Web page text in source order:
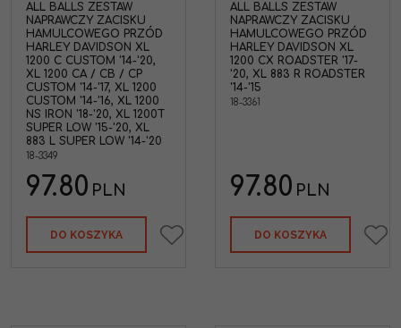
ALL BALLS ZESTAW
NAPRAWCZY ZACISKU
HAMULCOWEGO PRZÓD
HARLEY DAVIDSON XL
1200 C CUSTOM '14-'20,
XL 1200 CA / CB / CP
CUSTOM '14-'17, XL 1200
CUSTOM '14-'16, XL 1200
NS IRON '18-'20, XL 1200T
SUPER LOW '15-'20, XL
883 L SUPER LOW '14-'20
18-3349
97.80 PLN
DO KOSZYKA
ALL BALLS ZESTAW
NAPRAWCZY ZACISKU
HAMULCOWEGO PRZÓD
HARLEY DAVIDSON XL
1200 CX ROADSTER '17-
'20, XL 883 R ROADSTER
'14-'15
18-3361
97.80 PLN
DO KOSZYKA